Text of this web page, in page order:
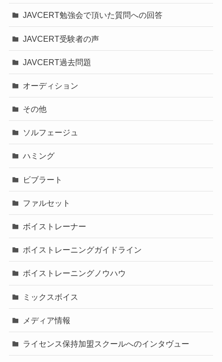
JAVCERT勉強会で頂いた質問への回答
JAVCERT受験者の声
JAVCERT過去問題
オーディション
その他
ソルフェージュ
ハミング
ビブラート
ファルセット
ボイストレーナー
ボイストレーニングガイドライン
ボイストレーニングノウハウ
ミックスボイス
メディア情報
ライセンス保持加盟スクールへのインタヴュー